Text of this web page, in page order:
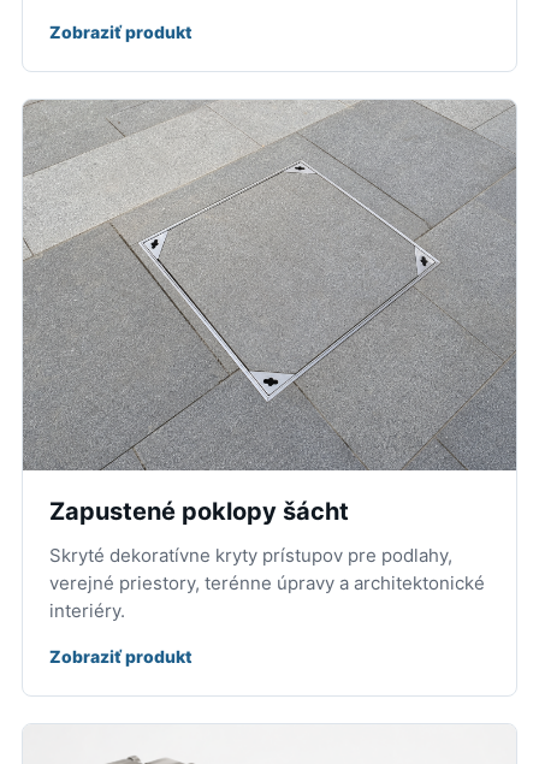
Zobraziť produkt
Zapustené poklopy šácht
Skryté dekoratívne kryty prístupov pre podlahy,
verejné priestory, terénne úpravy a architektonické
interiéry.
Zobraziť produkt